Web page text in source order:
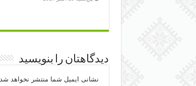
دیدگاهتان را بنویسید
نشانی ایمیل شما منتشر نخواهد شد.